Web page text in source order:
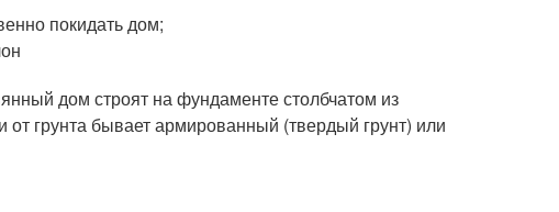
покидать дом;
дом строят на фундаменте столбчатом из
грунта бывает армированный (твердый грунт) или